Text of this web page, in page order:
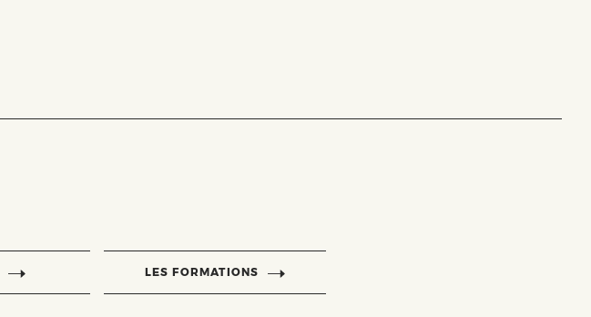
LES FORMATIONS